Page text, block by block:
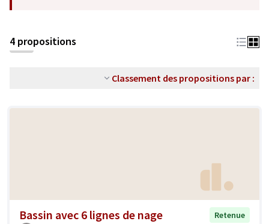
4 propositions
Classement des propositions par :
Bassin avec 6 lignes de nage
Retenue